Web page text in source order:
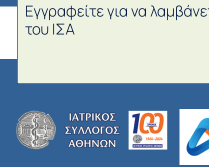
Εγγραφείτε για να
του ΙΣΑ